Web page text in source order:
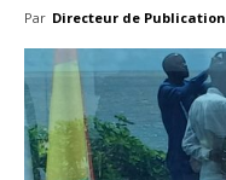
Par Directeur de Publication